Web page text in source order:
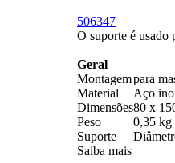
506347
O suporte é usado
Geral
Montagempara
Material
Aço
Dimensões80 x
Peso
0,35 kg
Suporte
Saiba mais